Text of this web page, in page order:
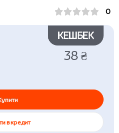
0
КЕШБЕК
38 ₴
в кредит